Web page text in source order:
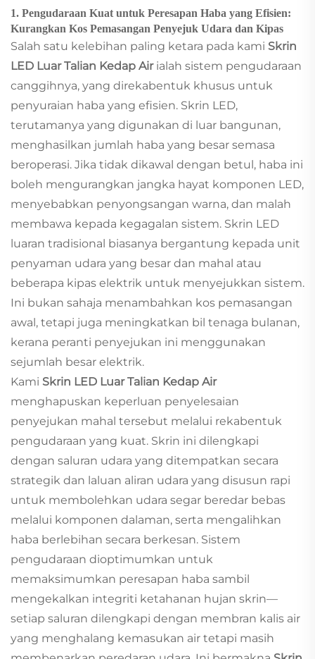
1. Pengudaraan Kuat untuk Peresapan Haba yang Efisien:
Kurangkan Kos Pemasangan Penyejuk Udara dan Kipas
Salah satu kelebihan paling ketara pada kami Skrin
LED Luar Talian Kedap Air ialah sistem pengudaraan
canggihnya, yang direkabentuk khusus untuk
penyuraian haba yang efisien. Skrin LED,
terutamanya yang digunakan di luar bangunan,
menghasilkan jumlah haba yang besar semasa
beroperasi. Jika tidak dikawal dengan betul, haba ini
boleh mengurangkan jangka hayat komponen LED,
menyebabkan penyongsangan warna, dan malah
membawa kepada kegagalan sistem. Skrin LED
luaran tradisional biasanya bergantung kepada unit
penyaman udara yang besar dan mahal atau
beberapa kipas elektrik untuk menyejukkan sistem.
Ini bukan sahaja menambahkan kos pemasangan
awal, tetapi juga meningkatkan bil tenaga bulanan,
kerana peranti penyejukan ini menggunakan
sejumlah besar elektrik.
Kami Skrin LED Luar Talian Kedap Air
menghapuskan keperluan penyelesaian
penyejukan mahal tersebut melalui rekabentuk
pengudaraan yang kuat. Skrin ini dilengkapi
dengan saluran udara yang ditempatkan secara
strategik dan laluan aliran udara yang disusun rapi
untuk membolehkan udara segar beredar bebas
melalui komponen dalaman, serta mengalihkan
haba berlebihan secara berkesan. Sistem
pengudaraan dioptimumkan untuk
memaksimumkan peresapan haba sambil
mengekalkan integriti ketahanan hujan skrin—
setiap saluran dilengkapi dengan membran kalis air
yang menghalang kemasukan air tetapi masih